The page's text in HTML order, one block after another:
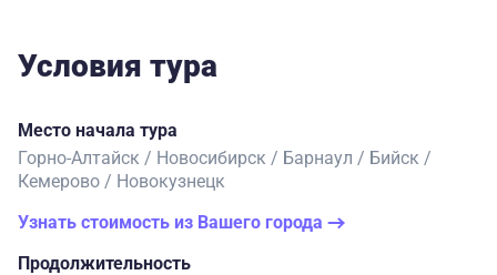
Условия тура
Место начала тура
Горно-Алтайск / Новосибирск / Барнаул / Бийск /
Кемерово / Новокузнецк
Узнать стоимость из Вашего города
Продолжительность